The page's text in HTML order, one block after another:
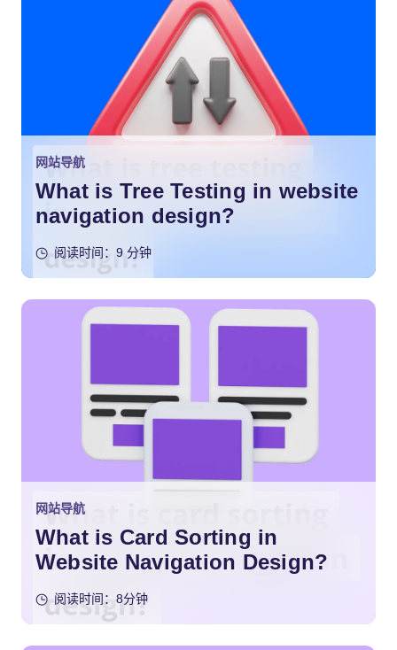
网站导航
What is Tree Testing in website
navigation design?
阅读时间：9 分钟
网站导航
What is Card Sorting in
Website Navigation Design?
阅读时间：8分钟